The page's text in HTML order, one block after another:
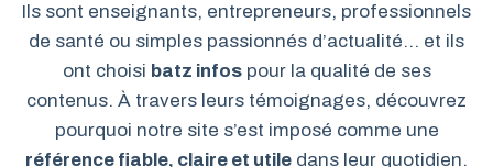
Ils sont enseignants, entrepreneurs, professionnels
de santé ou simples passionnés d’actualité… et ils
ont choisi batz infospour la qualité de ses
contenus. À travers leurs témoignages, découvrez
pourquoi notre site s’est imposé comme une
référence fiable, claire et utile dans leur quotidien.